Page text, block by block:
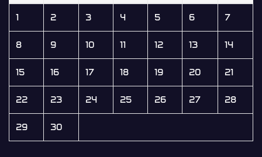
1 2 3 4 5 6 7
8 9 10 11 12 13 14
15 16 17 18 19 20 21
22 23 24 25 26 27 28
29 30